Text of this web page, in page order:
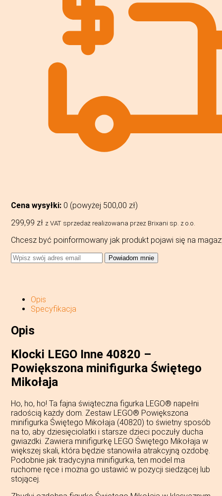
Cena wysyłki: 0 (powyżej 500,00 zł)
299,99 zł z VAT sprzedaż realizowana przez Brixani sp. z o.o.
Chcesz być poinformowany jak produkt pojawi się na
Powiadom mnie
Opis
Specyfikacja
Opis
Klocki LEGO Inne 40820 –
Powiększona minifigurka Świętego
Mikołaja
Ho, ho, ho! Ta fajna świąteczna figurka LEGO® napełni
radością każdy dom. Zestaw LEGO® Powiększona
minifigurka Świętego Mikołaja (40820) to świetny sposób
na to, aby dziesięciolatki i starsze dzieci poczuły ducha
gwiazdki. Zawiera minifigurkę LEGO Świętego Mikołaja w
większej skali, która będzie stanowiła atrakcyjną ozdobę.
Podobnie jak tradycyjna minifigurka, ten model ma
ruchome ręce i można go ustawić w pozycji siedzącej lub
stojącej.